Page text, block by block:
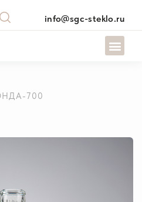
info@sgc-steklo.ru
700